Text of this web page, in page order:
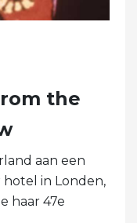
the
aan een
hotel in Londen,
haar 47e